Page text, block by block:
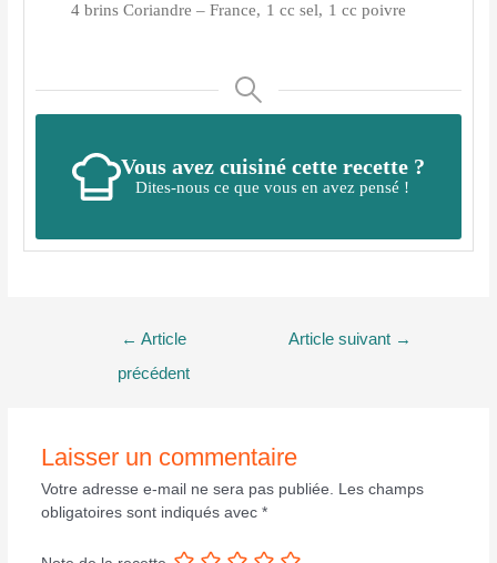
4 brins Coriandre – France, 1 cc sel, 1 cc poivre
Vous avez cuisiné cette recette ?
Dites-nous ce que vous en avez pensé !
← Article
précédent
Article suivant →
Laisser un commentaire
Votre adresse e-mail ne sera pas publiée. Les champs
obligatoires sont indiqués avec *